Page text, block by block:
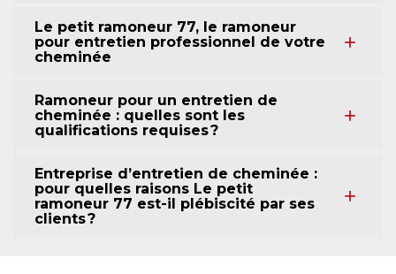
Le petit ramoneur 77, le ramoneur
pour entretien professionnel de votre
cheminée
Ramoneur pour un entretien de
cheminée : quelles sont les
qualifications requises ?
Entreprise d’entretien de cheminée :
pour quelles raisons Le petit
ramoneur 77 est-il plébiscité par ses
clients ?